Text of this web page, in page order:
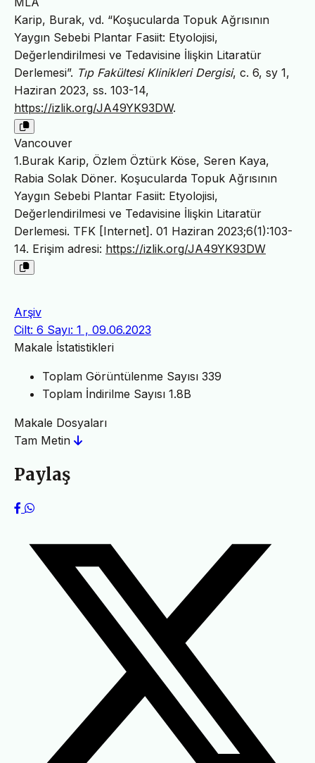
Karip, Burak, vd. “Koşucularda Topuk Ağrısının
Yaygın Sebebi Plantar Fasiit: Etyolojisi,
Değerlendirilmesi ve Tedavisine İlişkin Litaratür
Derlemesi”. Tıp Fakültesi Klinikleri Dergisi, c. 6, sy 1,
Haziran 2023, ss. 103-14,
https://izlik.org/JA49YK93DW.
Vancouver
1.Burak Karip, Özlem Öztürk Köse, Seren Kaya,
Rabia Solak Döner. Koşucularda Topuk Ağrısının
Yaygın Sebebi Plantar Fasiit: Etyolojisi,
Değerlendirilmesi ve Tedavisine İlişkin Litaratür
Derlemesi. TFK [Internet]. 01 Haziran 2023;6(1):103-
14. Erişim adresi: https://izlik.org/JA49YK93DW
Arşiv
Cilt: 6 Sayı: 1 , 09.06.2023
Makale İstatistikleri
Toplam Görüntülenme Sayısı 339
Toplam İndirilme Sayısı 1.8B
Makale Dosyaları
Tam Metin
Paylaş